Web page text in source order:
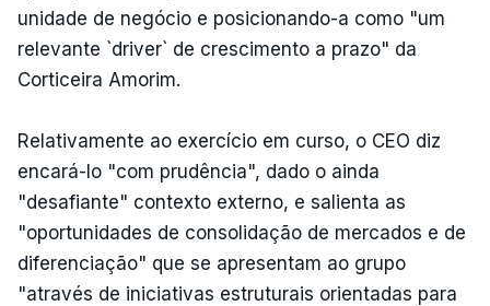
unidade de negócio e posicionando-a como "um
relevante `driver` de crescimento a prazo" da
Corticeira Amorim.
Relativamente ao exercício em curso, o CEO diz
encará-lo "com prudência", dado o ainda
"desafiante" contexto externo, e salienta as
"oportunidades de consolidação de mercados e de
diferenciação" que se apresentam ao grupo
"através de iniciativas estruturais orientadas para